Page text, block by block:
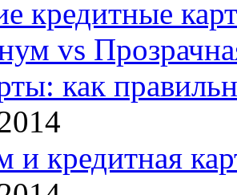
кредитные
vs
как
и кредитная